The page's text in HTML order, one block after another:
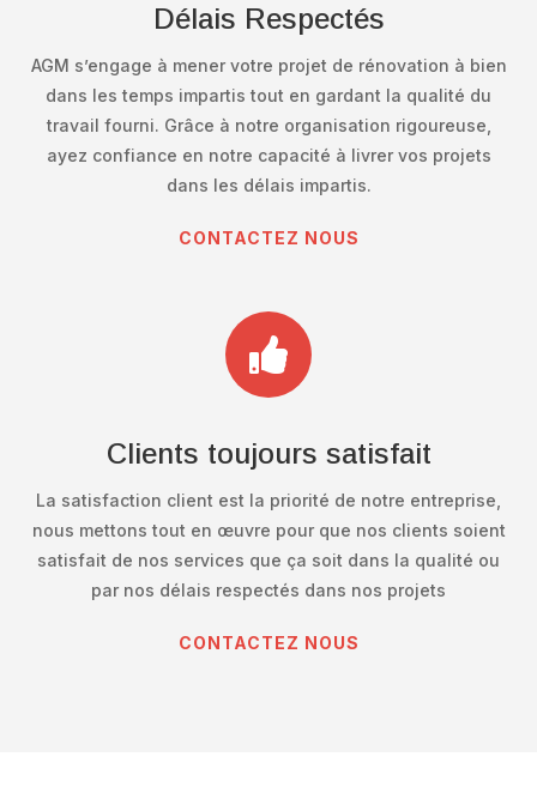
Délais Respectés
AGM s’engage à mener votre projet de rénovation à bien
dans les temps impartis tout en gardant la qualité du
travail fourni. Grâce à notre organisation rigoureuse,
ayez confiance en notre capacité à livrer vos projets
dans les délais impartis.
CONTACTEZ NOUS

Clients toujours satisfait
La satisfaction client est la priorité de notre entreprise,
nous mettons tout en œuvre pour que nos clients soient
satisfait de nos services que ça soit dans la qualité ou
par nos délais respectés dans nos projets
CONTACTEZ NOUS